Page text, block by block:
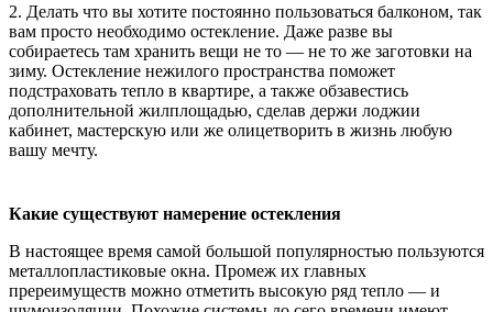
2. Делать что вы хотите постоянно пользоваться балконом, так
вам просто необходимо остекление. Даже разве вы
собираетесь там хранить вещи не то — не то же заготовки на
зиму. Остекление нежилого пространства поможет
подстраховать тепло в квартире, а также обзавестись
дополнительной жилплощадью, сделав держи лоджии
кабинет, мастерскую или же олицетворить в жизнь любую
вашу мечту.
Какие существуют намерение остекления
В настоящее время самой большой популярностью пользуются
металлопластиковые окна. Промеж их главных
пререимуществ можно отметить высокую ряд тепло — и